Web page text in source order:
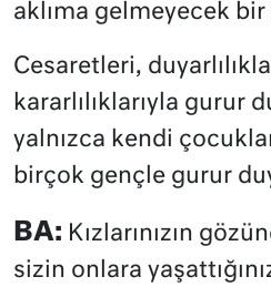
aklıma gelmeyecek bir
Cesaretleri,
kararlılıklarıyla gurur
yalnızca kendi
birçok gençle gurur
BA: Kızlarınızın
sizin onlara